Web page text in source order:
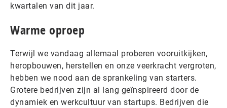
kwartalen van dit jaar.
Warme oproep
Terwijl we vandaag allemaal proberen vooruitkijken,
heropbouwen, herstellen en onze veerkracht vergroten,
hebben we nood aan de sprankeling van starters.
Grotere bedrijven zijn al lang geïnspireerd door de
dynamiek en werkcultuur van startups. Bedrijven die